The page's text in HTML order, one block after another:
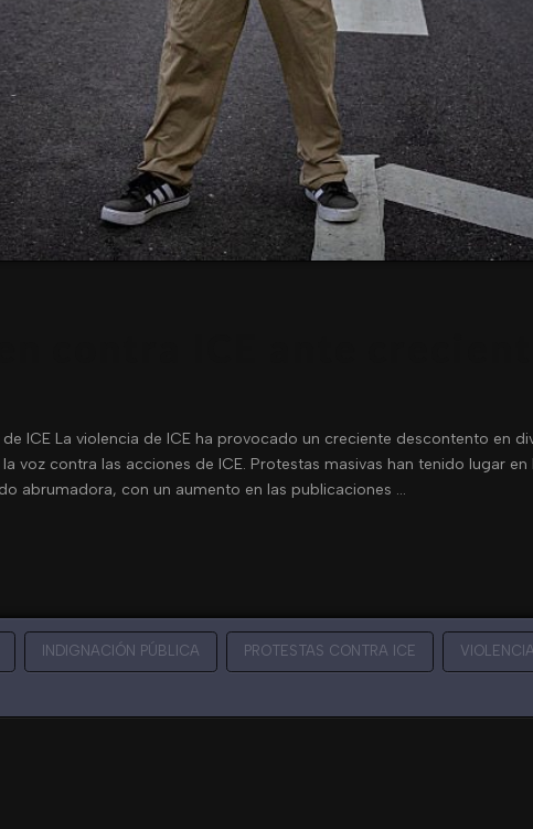
ICE La violencia de ICE ha provocado un creciente descontento en
voz contra las acciones de ICE. Protestas masivas han tenido lugar
abrumadora, con un aumento en las publicaciones …
INDIGNACIÓN PÚBLICA PROTESTAS CONTRA ICE